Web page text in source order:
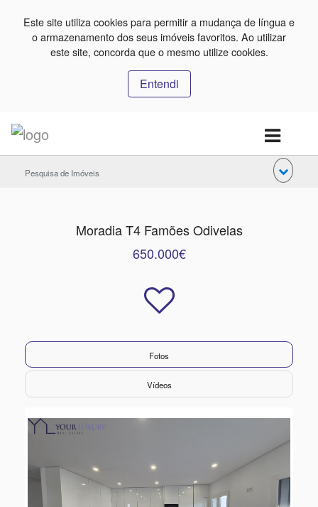
Este site utiliza cookies para permitir a mudança de língua e
o armazenamento dos seus imóveis favoritos. Ao utilizar
este site, concorda que o mesmo utilize cookies.
Entendi
Pesquisa de Imóveis
Moradia T4 Famões Odivelas
650.000€
Fotos
Vídeos